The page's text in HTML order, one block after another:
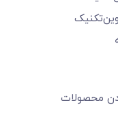
محصولات